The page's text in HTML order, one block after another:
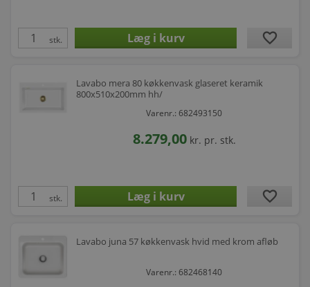
stk. favorite
Lavabo mera 80 køkkenvask glaseret keramik
800x510x200mm hh/
Varenr.: 682493150
8.279,00 kr. pr. stk.
stk. favorite
Lavabo juna 57 køkkenvask hvid med krom afløb
Varenr.: 682468140